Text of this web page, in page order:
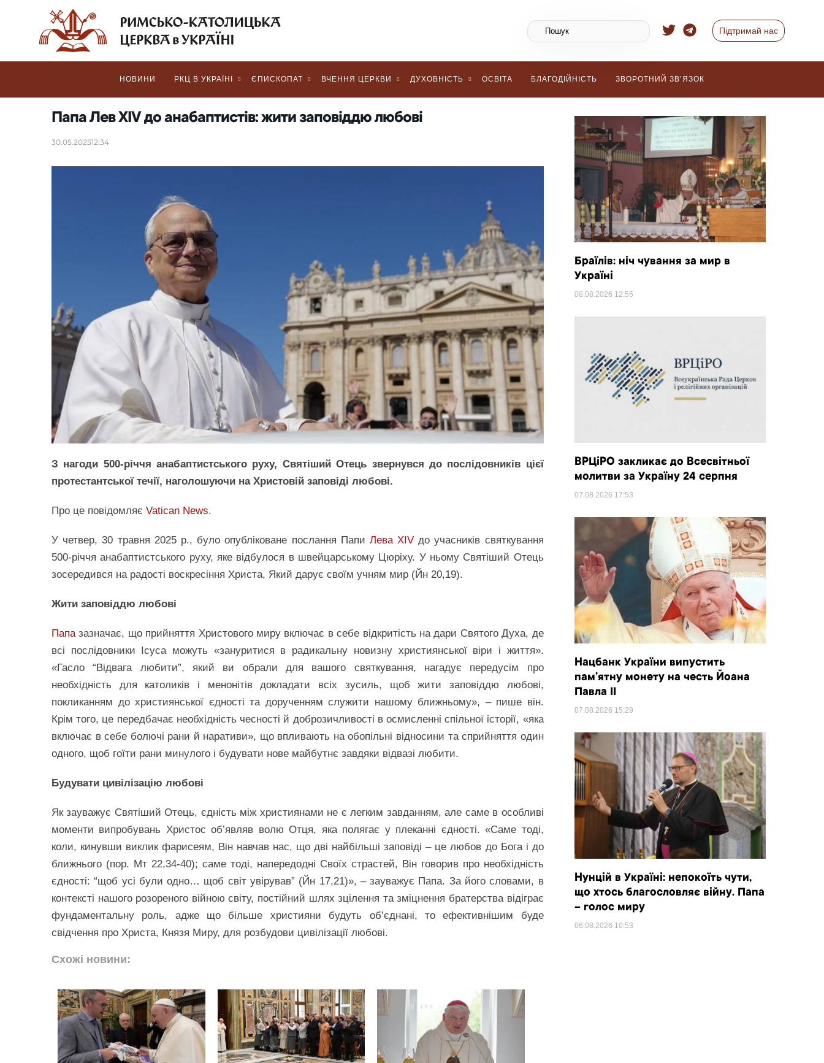
Підтримай нас
НОВИНИ РКЦ В УКРАЇНІ ЄПИСКОПАТ ВЧЕННЯ ЦЕРКВИ ДУХОВНІСТЬ ОСВІТА БЛАГОДІЙНІСТЬ ЗВОРОТНИЙ ЗВ’ЯЗОК
Папа Лев XIV до анабаптистів: жити заповіддю любові
30.05.202512:34
З нагоди 500-річчя анабаптистського руху, Святіший Отець звернувся до послідовників цієї
протестантської течії, наголошуючи на Христовій заповіді любові.
Про це повідомляє Vatican News.
У четвер, 30 травня 2025 р., було опубліковане послання Папи Лева XIV до учасників святкування
500-річчя анабаптистського руху, яке відбулося в швейцарському Цюріху. У ньому Святіший Отець
зосередився на радості воскресіння Христа, Який дарує своїм учням мир (Йн 20,19).
Жити заповіддю любові
Папазазначає, що прийняття Христового миру включає в себе відкритість на дари Святого Духа, де
всі послідовники Ісуса можуть «зануритися в радикальну новизну християнської віри і життя».
«Гасло “Відвага любити”, який ви обрали для вашого святкування, нагадує передусім про
необхідність для католиків і менонітів докладати всіх зусиль, щоб жити заповіддю любові,
покликанням до християнської єдності та дорученням служити нашому ближньому», – пише він.
Крім того, це передбачає необхідність чесності й доброзичливості в осмисленні спільної історії, «яка
включає в себе болючі рани й наративи», що впливають на обопільні відносини та сприйняття один
одного, щоб гоїти рани минулого і будувати нове майбутнє завдяки відвазі любити.
Будувати цивілізацію любові
Як зауважує Святіший Отець, єдність між християнами не є легким завданням, але саме в особливі
моменти випробувань Христос об’являв волю Отця, яка полягає у плеканні єдності. «Саме тоді,
коли, кинувши виклик фарисеям, Він навчав нас, що дві найбільші заповіді – це любов до Бога і до
ближнього (пор. Мт 22,34-40); саме тоді, напередодні Своїх страстей, Він говорив про необхідність
єдності: “щоб усі були одно… щоб світ увірував” (Йн 17,21)», – зауважує Папа. За його словами, в
контексті нашого розореного війною світу, постійний шлях зцілення та зміцнення братерства відіграє
фундаментальну роль, адже що більше християни будуть об’єднані, то ефективнішим буде
свідчення про Христа, Князя Миру, для розбудови цивілізації любові.
Схожі новини:
Браїлів: ніч чування за мир в
Україні
08.08.2026 12:55
ВРЦіРО закликає до Всесвітньої
молитви за Україну 24 серпня
07.08.2026 17:53
Нацбанк України випустить
пам’ятну монету на честь Йоана
Павла II
07.08.2026 15:29
Нунцій в Україні: непокоїть чути,
що хтось благословляє війну. Папа
– голос миру
06.08.2026 10:53